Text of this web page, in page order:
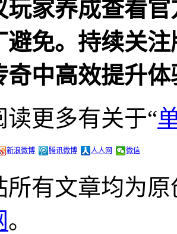
玩家养成查看
避免。持续关
奇中高效提升体
读更多有关于“
新浪微博 腾讯微博 人人网 微信
所有文章均为
。